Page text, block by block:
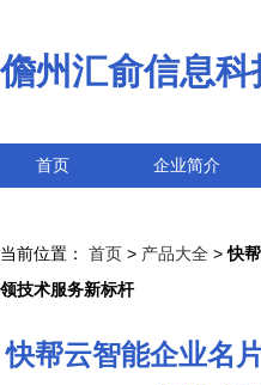
儋州汇俞信息科
首页 企业简介
当前位置： 首页 > 产品大全 > 快
领技术服务新标杆
快帮云智能企业名